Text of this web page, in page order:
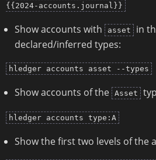
{{2024-accounts.journal}}
Show accounts with asset
in
declared/inferred types:
hledger accounts asset --types
Show accounts of the Asset
hledger accounts type:A
Show the first two levels of the